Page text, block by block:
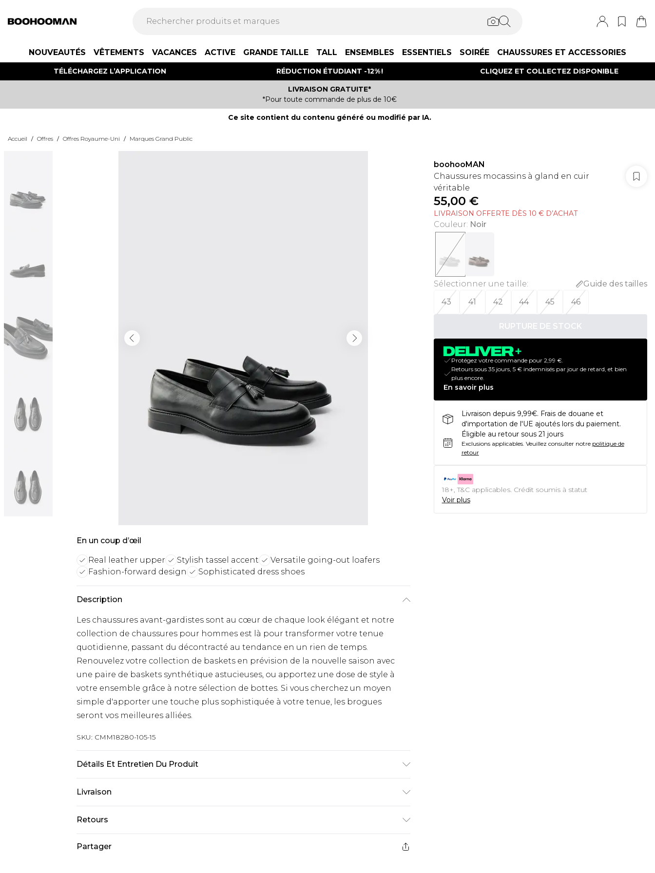
NOUVEAUTÉS VÊTEMENTS VACANCES ACTIVE GRANDE TAILLE TALL ENSEMBLES ESSENTIELS SOIRÉE CHAUSSURES ET ACCESSORIES
TÉLÉCHARGEZ L’APPLICATION RÉDUCTION ÉTUDIANT -12% ! CLIQUEZ ET COLLECTEZ DISPONIBLE
LIVRAISON GRATUITE*
*Pour toute commande de plus de 10€
Ce site contient du contenu généré ou modifié par IA.
Accueil / Offres / Offres Royaume-Uni / Marques Grand Public
En un coup d’œil
Real leather upper Stylish tassel accent
Versatile going-out loafers
Fashion-forward design
Sophisticated dress shoes
Description
Les chaussures avant-gardistes sont au cœur de chaque look élégant et notre
collection de chaussures pour hommes est là pour transformer votre tenue
quotidienne, passant du décontracté au tendance en un rien de temps.
Renouvelez votre collection de baskets en prévision de la nouvelle saison avec
une paire de baskets synthétique astucieuses, ou apportez une dose de style à
votre ensemble grâce à notre sélection de bottes. Si vous cherchez un moyen
simple d'apporter une touche plus sophistiquée à votre tenue, les brogues
seront vos meilleures alliées.
SKU: CMM18280-105-15
Détails Et Entretien Du Produit
Livraison
Livraison standard France
€9.99
Livraison expresse France
€18.99
Retours
nous retourner un article.
Partager
boohooMAN
Chaussures mocassins à gland en cuir
véritable
55,00 €
LIVRAISON OFFERTE DÈS 10 € D’ACHAT
Couleur: Noir
Sélectionner une taille:
Guide des tailles
43
41 42 44 45 46
RUPTURE DE STOCK
Protégez votre commande pour 2,99 €.
Retours sous 35 jours, 5 € indemnisés par jour de retard, et bien
plus encore.
En savoir plus
Livraison depuis 9,99€. Frais de douane et
d'importation de l'UE ajoutés lors du paiement.
Éligible au retour sous 21 jours
Exclusions applicables. Veuillez consulter notre politique de
retour
18+, T&C applicables. Crédit soumis à statut
Voir plus